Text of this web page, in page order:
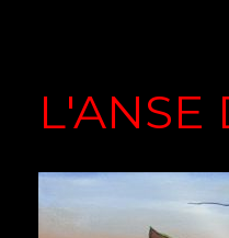
L'ANSE